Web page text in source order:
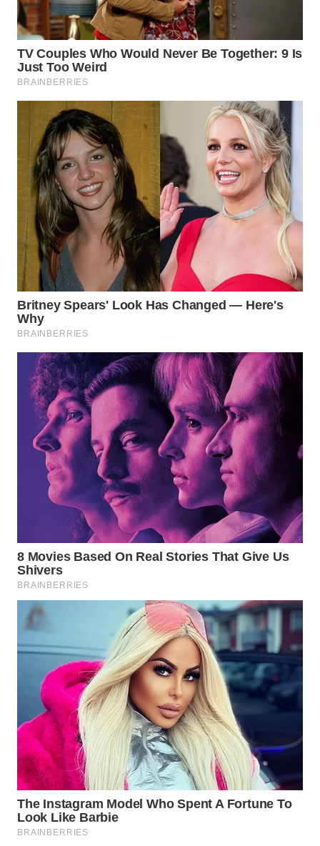
WN
WN
INDRAMAYU
WN
KUNINGAN
WN
MAJALENGKA
WN
SUBANG
WN
SUKABUMI
PURWAKARTA
WN
PRIANGAN
TIMUR
WN
SEMARANG
WN
BOROBUDUR
MADURA
WN
SURABAYA
NATUNA
WN
BINTAN
WN